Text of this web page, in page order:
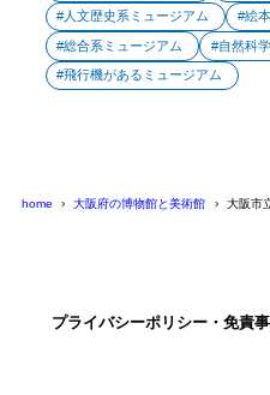
人文歴史系ミュージアム 絵
総合系ミュージアム 自然科
飛行機があるミュージアム
home 大阪府の博物館と美術館 大阪市
プライバシーポリシー・免責